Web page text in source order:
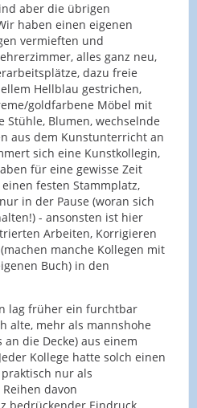
aber die übrigen
haben einen eigenen
vermieften und
alles ganz neu,
dazu freie
Hellblau gestrichen,
goldfarbene Möbel mit
Stühle, Blumen, wechselnde
aus dem Kunstunterricht an
sich eine Kunstkollegin,
für eine gewisse Zeit
festen Stammplatz,
in der Pause (woran sich
- ansonsten ist hier
Arbeiten, Korrigieren
manche Kollegen mit
Buch) in den
lag früher ein furchtbar
alte, mehr als mannshohe
die Decke) aus einem
Kollege hatte solch einen
nur als
davon